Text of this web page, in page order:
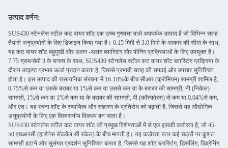
उत्पाद वर्णन:
SUS430 स्टेनलेस स्टील कट वायर शॉट एक उच्च गुणवत्ता वाले अपघर्षक उत्पाद है जो विभिन्न सतह
तैयारी अनुप्रयोगों के लिए डिज़ाइन किया गया है। 0.15 मिमी से 3.0 मिमी के आकार की सीमा के साथ,
यह कट वायर शॉट बहुमुखी और अलग -अलग ब्लास्टिंग और पीनिंग प्रक्रियाओं के लिए उपयुक्त है।
7.75 ग्राम/सेमी 3 के घनत्व के साथ, SUS430 स्टेनलेस स्टील कट वायर शॉट ब्लास्टिंग प्रक्रिया के
दौरान उत्कृष्ट प्रभाव ऊर्जा प्रदान करता है, जिससे प्रभावी सतह की सफाई और उपचार सुनिश्चित
होता है। इस उत्पाद की रासायनिक संरचना में 16-18%के बीच सीआर (क्रोमियम) सामग्री शामिल है,
0.75%से कम या उसके बराबर या 1%से कम या उससे कम या के बराबर की सामग्री, नी (निकेल)
सामग्री, 1%से कम या 1%से कम या के बराबर की सामग्री, पी (फॉस्फोरस) से कम या 0.04%से कम,
और एस। यह रचना शॉट के स्थायित्व और संक्षारण के प्रतिरोध को बढ़ाती है, जिससे यह औद्योगिक
अनुप्रयोगों के लिए एक विश्वसनीय विकल्प बन जाता है।
SUS430 स्टेनलेस स्टील कट वायर शॉट की प्रमुख विशेषताओं में से एक इसकी कठोरता है, जो 45-
50 एचआरसी (हार्डनेस रॉकवेल सी स्केल) के बीच मापती है। यह कठोरता स्तर कई चक्रों पर कुशल
सामग्री हटाने और सुसंगत प्रदर्शन सुनिश्चित करता है, जिससे यह शॉट ब्लास्टिंग, डिसलिंग, डिब्रेनिंग